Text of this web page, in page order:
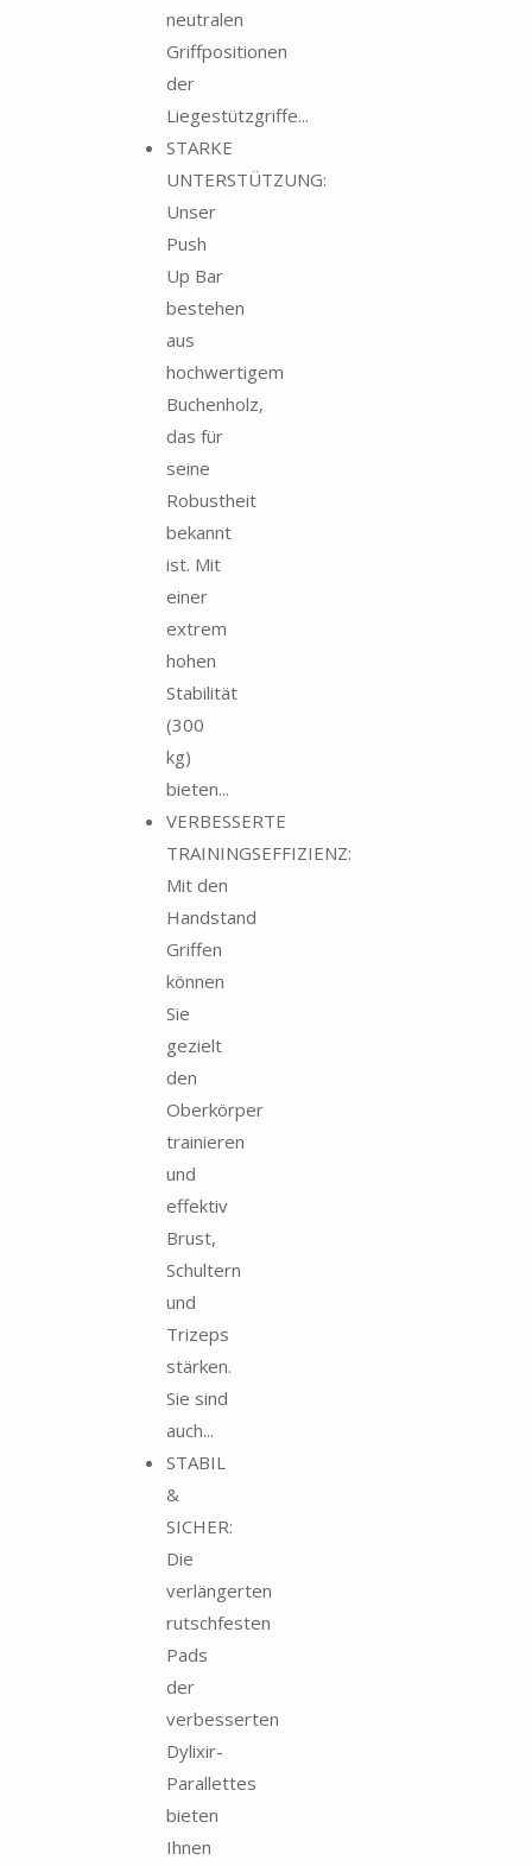
neutralen
Griffpositionen
der
Liegestützgriffe...
STARKE
UNTERSTÜTZUNG:
Unser
Push
Up Bar
bestehen
aus
hochwertigem
Buchenholz,
das für
seine
Robustheit
bekannt
ist. Mit
einer
extrem
hohen
Stabilität
(300
kg)
bieten...
VERBESSERTE
TRAININGSEFFIZIENZ:
Mit den
Handstand
Griffen
können
Sie
gezielt
den
Oberkörper
trainieren
und
effektiv
Brust,
Schultern
und
Trizeps
stärken.
Sie sind
auch...
STABIL
&
SICHER:
Die
verlängerten
rutschfesten
Pads
der
verbesserten
Dylixir-
Parallettes
bieten
Ihnen